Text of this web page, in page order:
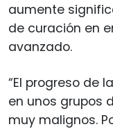
aumente
de curación en
avanzado.
“El progreso de
en unos grupos
muy malignos.